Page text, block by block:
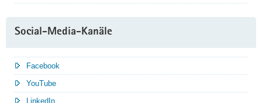
Social-Media-Kanäle
Facebook
YouTube
LinkedIn